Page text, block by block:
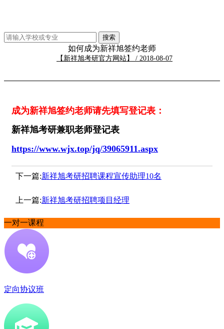
如何成为新祥旭签约老师
【新祥旭考研官方网站】 / 2018-08-07
成为新祥旭签约老师请先填写登记表：
新祥旭考研兼职老师登记表
https://www.wjx.top/jq/39065911.aspx
下一篇:新祥旭考研招聘课程宣传助理10名
上一篇:新祥旭考研招聘项目经理
一对一课程
定向协议班